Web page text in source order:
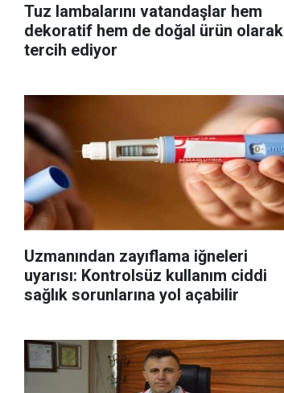
Tuz lambalarını vatandaşlar hem
dekoratif hem de doğal ürün olarak
tercih ediyor
Uzmanından zayıflama iğneleri
uyarısı: Kontrolsüz kullanım ciddi
sağlık sorunlarına yol açabilir